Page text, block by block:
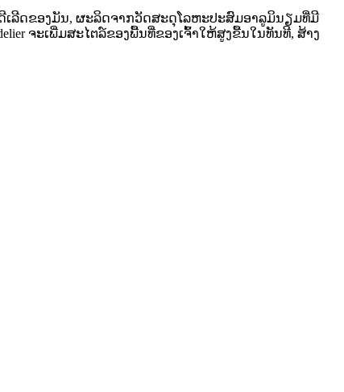
ເລີດຂອງມັນ, ຜະລິດຈາກວັດສະດຸໂລຫະປະສົມອາລູມິນຽມທີ່ມີ
ຈະເພີ່ມສະໄຕລ໌ຂອງພື້ນທີ່ຂອງເຈົ້າໃຫ້ສູງຂື້ນໃນທັນທີ, ສ້າງ